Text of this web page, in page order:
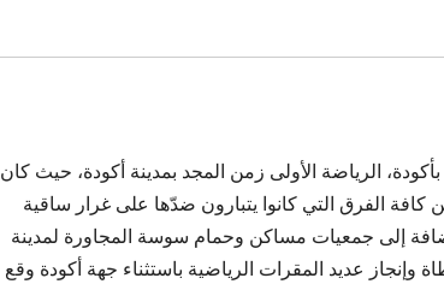
الرياضة الأولى زمن المجد بمدينة أكودة، حيث كان
كافة الفرق التي كانوا يتبارون ضدّها على غرار ساقية
إلى جمعيات مساكن وحمام سوسة المجاورة لمدينة
وإنجاز عديد المقرات الرياضية باستثناء جهة أكودة وقع